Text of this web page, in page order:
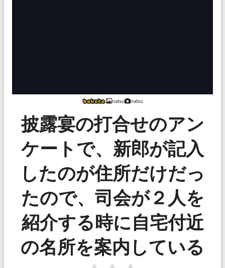
natsu natsu
披露宴の打合せのアン
ケートで、新郎が記入
したのが住所だけだっ
たので、司会が２人を
紹介する時に自宅付近
の名所を案内している